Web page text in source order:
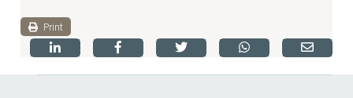
Print